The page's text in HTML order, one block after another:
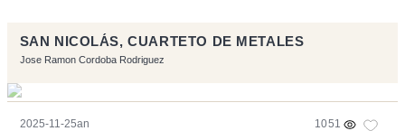
SAN NICOLÁS, CUARTETO DE METALES
Jose Ramon Cordoba Rodriguez
2025-11-25an 1051